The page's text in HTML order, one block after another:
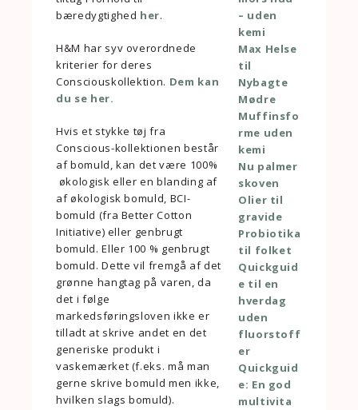
bæredygtighed her.
H&M har syv overordnede
kriterier for deres
Consciouskollektion. Dem kan
du se her.
Hvis et stykke tøj fra
Conscious-kollektionen består
af bomuld, kan det være 100%
økologisk eller en blanding af
af økologisk bomuld, BCI-
bomuld (fra Better Cotton
Initiative) eller genbrugt
bomuld. Eller 100 % genbrugt
bomuld. Dette vil fremgå af det
grønne hangtag på varen, da
det i følge
markedsføringsloven ikke er
tilladt at skrive andet en det
generiske produkt i
vaskemærket (f.eks. må man
gerne skrive bomuld men ikke,
hvilken slags bomuld).
– uden
kemi
Max Helse
til
Nybagte
Mødre
Muffinsfo
rme uden
kemi
Nu palmer
skoven
Olier til
gravide
Probiotika
til folket
Quickguid
e til en
hverdag
uden
fluorstoff
er
Quickguid
e: En god
multivita